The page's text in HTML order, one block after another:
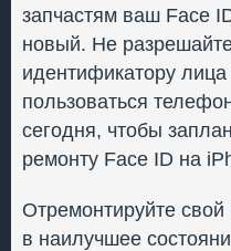
запчастям ваш Face
новый. Не
идентификатору
пользоваться
сегодня, чтобы
ремонту Face ID на
Отремонтируйте свой
в наилучшее